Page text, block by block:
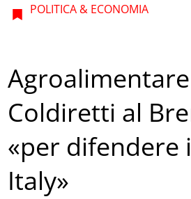
POLITICA & ECONOMIA
Coldiretti al
«per difendere
Italy»